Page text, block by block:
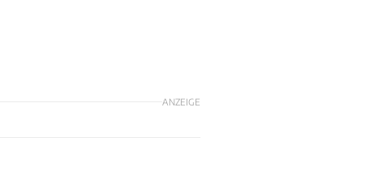
ANZEIGE